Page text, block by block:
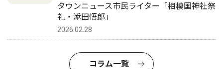
タウンニュース市民ライター「相模国神社祭
礼・添田悟郎」
2026.02.28
コラム一覧